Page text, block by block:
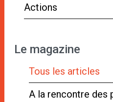
Actions
Le magazine
Tous les articles
A la rencontre des